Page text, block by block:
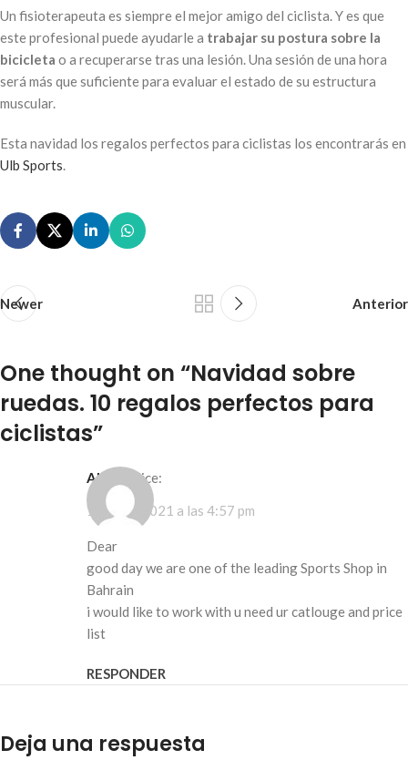
Un fisioterapeuta es siempre el mejor amigo del ciclista. Y es que
este profesional puede ayudarle a trabajar su postura sobre la
bicicleta o a recuperarse tras una lesión. Una sesión de una hora
será más que suficiente para evaluar el estado de su estructura
muscular.
Esta navidad los regalos perfectos para ciclistas los encontrarás en
Ulb Sports.
Newer Anterior
One thought on “Navidad sobre
ruedas. 10 regalos perfectos para
ciclistas”
Althaf dice:
17 junio, 2021 a las 4:57 pm
Dear
good day we are one of the leading Sports Shop in
Bahrain
i would like to work with u need ur catlouge and price
list
RESPONDER
Deja una respuesta